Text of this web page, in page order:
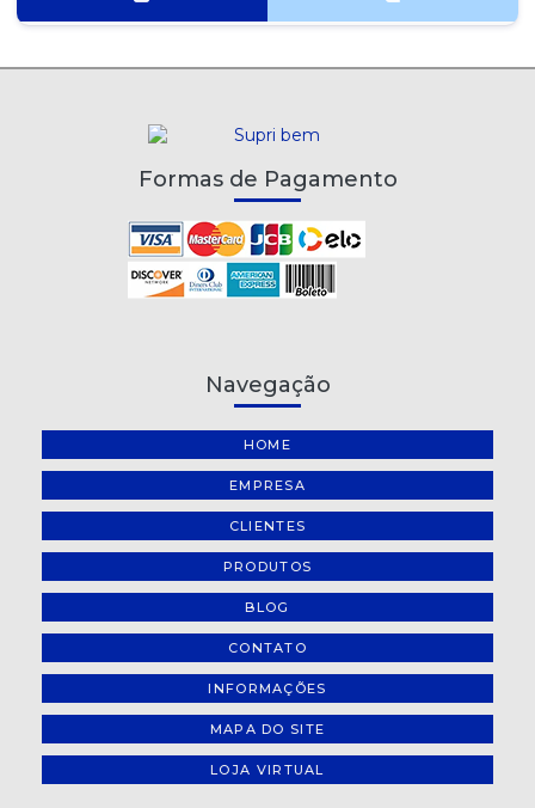
Formas de Pagamento
Navegação
HOME
EMPRESA
CLIENTES
PRODUTOS
BLOG
CONTATO
INFORMAÇÕES
MAPA DO SITE
LOJA VIRTUAL